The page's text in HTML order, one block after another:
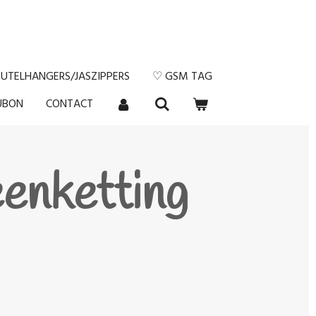
JASZIPPERS
♡ GSM TAG
CONTACT